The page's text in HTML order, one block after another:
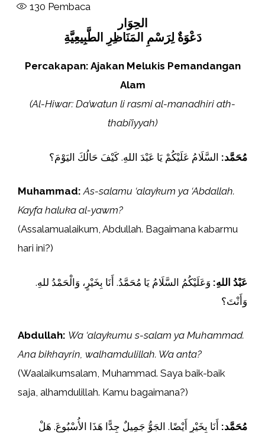
130 Pembaca
الحِوَار
دَعْوَةٌ لِرَسْمِ المَنَاظِرِ الطَّبِيعِيَّةِ
Percakapan: Ajakan Melukis Pemandangan
Alam
(Al-Hiwar: Da’watun li rasmi al-manadhiri ath-
thabi’iyyah)
مُحَمَّد: السَّلَامُ عَلَيْكُمْ يَا عَبْدَ اللهِ. كَيْفَ حَالُكَ اليَوْمَ؟
Muhammad: As-salamu ‘alaykum ya ‘Abdallah.
Kayfa haluka al-yawm?
(Assalamualaikum, Abdullah. Bagaimana kabarmu
hari ini?)
عَبْدُ اللهِ: وَعَلَيْكُمُ السَّلَامُ يَا مُحَمَّدُ. أَنَا بِخَيْرٍ، وَالْحَمْدُ للهِ.
وَأَنْتَ؟
Abdullah: Wa ‘alaykumu s-salam ya Muhammad.
Ana bikhayrin, walhamdulillah. Wa anta?
(Waalaikumsalam, Muhammad. Saya baik-baik
saja, alhamdulillah. Kamu bagaimana?)
مُحَمَّد: أَنَا بِخَيْرٍ أَيْضًا. الجَوُّ جَمِيلٌ جِدًّا هَذَا الأُسْبُوعَ. هَلْ